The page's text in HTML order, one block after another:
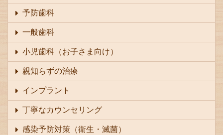
予防歯科
一般歯科
小児歯科（お子さま向け）
親知らずの治療
インプラント
丁寧なカウンセリング
感染予防対策（衛生・滅菌）